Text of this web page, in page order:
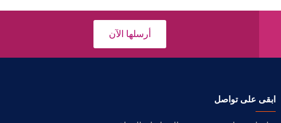
أرسلها الآن
ابقى على تواصل